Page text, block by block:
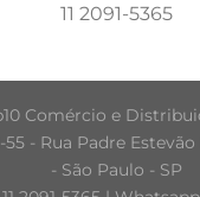
11 2091-5365
Comércio e
55 - Rua Padre
- São Paulo - SP